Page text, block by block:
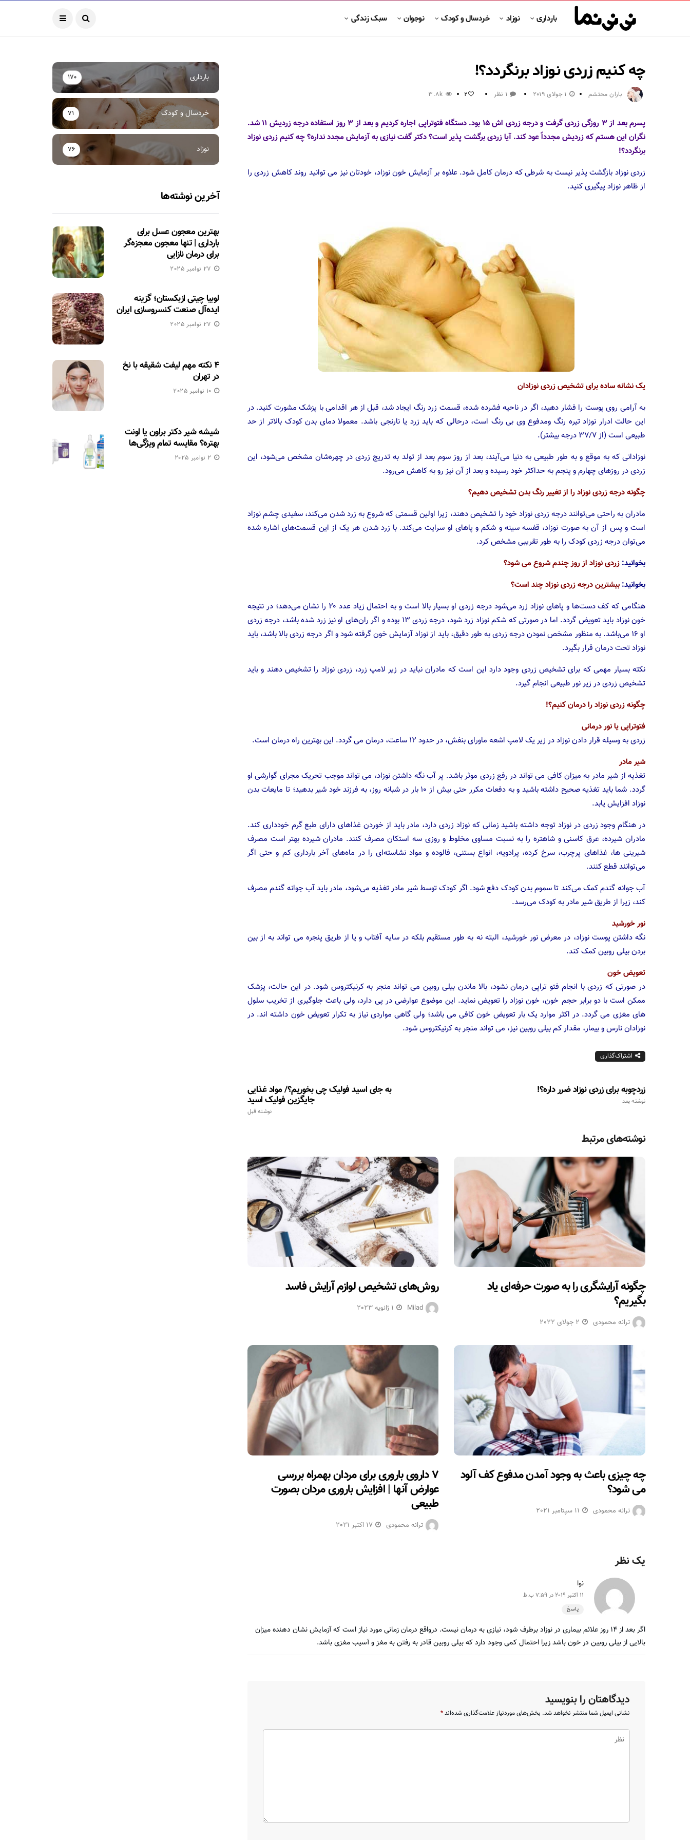
بارداری نوزاد خردسال و کودک نوجوان سبک زندگی
چه کنیم زردی نوزاد برنگردد؟!
باران محتشم 1 جولای 2019 1 نظر 2
3.8k
پسرم بعد از ۳ روزگی زردی گرفت و درجه زردی اش ۱۵ بود. دستگاه فتوتراپی اجاره کردیم و بعد از ۳ روز استفاده درجه زردیش ۱۱ شد.
نگران این هستم که زردیش مجدداً عود کند. آیا زردی برگشت پذیر است؟ دکتر گفت نیازی به آزمایش مجدد نداره؟ چه کنیم زردی نوزاد
برنگردد؟!
زردی نوزاد بازگشت پذیر نیست به شرطی که درمان کامل شود. علاوه بر آزمایش خون نوزاد، خودتان نیز می توانید روند کاهش زردی را
از ظاهر نوزاد پیگیری کنید.
یک نشانه ساده برای تشخیص زردی نوزادان
به آرامی روی پوست را فشار دهید، اگر در ناحیه فشرده شده، قسمت زرد رنگ ایجاد شد، قبل از هر اقدامی با پزشک مشورت کنید. در
این حالت ادرار نوزاد تیره رنگ ومدفوع وی بی رنگ است، درحالی که باید زرد یا نارنجی باشد. معمولا دمای بدن کودک بالاتر از حد
طبیعی است (از ۳۷/۷ درجه بیشتر).
نوزادانی که به موقع و به طور طبیعی به دنیا می‌آیند، بعد از روز سوم بعد از تولد به تدریج زردی در چهره‌شان مشخص می‌شود، این
زردی در روزهای چهارم و پنجم به حداکثر خود رسیده و بعد از آن نیز رو به کاهش می‌رود.
چگونه درجه زردی نوزاد را از تغییر رنگ بدن تشخیص دهیم؟
مادران به راحتی می‌توانند درجه زردی نوزاد خود را تشخیص دهند، زیرا اولین قسمتی که شروع به زرد شدن می‌کند، سفیدی چشم نوزاد
است و پس از آن به صورت نوزاد، قفسه سینه و شکم و پا‌های او سرایت می‌کند. با زرد شدن هر یک از این قسمت‌های اشاره شده
می‌توان درجه زردی کودک را به طور تقریبی مشخص کرد.
بخوانید: زردی نوزاد از روز چندم شروع می شود؟
بخوانید: بیشترین درجه زردی نوزاد چند است؟
هنگامی که کف دست‌ها و پا‌های نوزاد زرد می‌شود درجه زردی او بسیار بالا است و به احتمال زیاد عدد ۲۰ را نشان می‌دهد؛ در نتیجه
خون نوزاد باید تعویض گردد. اما در صورتی که شکم نوزاد زرد شود، درجه زردی ۱۳ بوده و اگر ران‌های او نیز زرد شده باشد، درجه زردی
او ۱۶ می‌باشد. به منظور مشخص نمودن درجه زردی به طور دقیق، باید از نوزاد آزمایش خون گرفته شود و اگر درجه زردی بالا باشد، باید
نوزاد تحت درمان قرار بگیرد.
نکته بسیار مهمی که برای تشخیص زردی وجود دارد این است که مادران نباید در زیر لامپ زرد، زردی نوزاد را تشخیص دهند و باید
تشخیص زردی در زیر نور طبیعی انجام گیرد.
چگونه زردی نوزاد را درمان کنیم؟!
فتوتراپی یا نور درمانی
زردی به وسیله قرار دادن نوزاد در زیر یک لامپ اشعه ماورای بنفش، در حدود ۱۲ ساعت، درمان می گردد. این بهترین راه درمان است.
شیر مادر
تغذیه از شیر مادر به میزان کافی می تواند در رفع زردی موثر باشد. پر آب نگه داشتن نوزاد، می تواند موجب تحریک مجرای گوارشی او
گردد. شما باید تغذیه صحیح داشته باشید و به دفعات مکرر حتی بیش از ۱۰ بار در شبانه روز، به فرزند خود شیر بدهید؛ تا مایعات بدن
نوزاد افزایش یابد.
در هنگام وجود زردی در نوزاد توجه داشته باشید زمانی که نوزاد زردی دارد، مادر باید از خوردن غذا‌های دارای طبع گرم خودداری کند.
مادران شیرده، عرق کاسنی و شاهتره را به نسبت مساوی مخلوط و روزی سه استکان مصرف کنند. مادران شیرده بهتر است مصرف
شیرینی ها، غذا‌های پرچرب، سرخ کرده، پرادویه، انواع بستنی، فالوده و مواد نشاسته‌ای را در ماه‌های آخر بارداری کم و حتی اگر
می‌توانند قطع کنند.
آب جوانه گندم کمک می‌کند تا سموم بدن کودک دفع شود. اگر کودک توسط شیر مادر تغذیه می‌شود، مادر باید آب جوانه گندم مصرف
کند، زیرا از طریق شیر مادر به کودک می‌رسد.
نور خورشید
نگه داشتن پوست نوزاد، در معرض نور خورشید، البته نه به طور مستقیم بلکه در سایه آفتاب و یا از طریق پنجره می تواند به از بین
بردن بیلی روبین کمک کند.
تعویض خون
در صورتی که زردی با انجام فتو تراپی درمان نشود، بالا ماندن بیلی روبین می تواند منجر به کرنیکتروس شود. در این حالت، پزشک
ممکن است با دو برابر حجم خون، خون نوزاد را تعویض نماید. این موضوع عوارضی در پی دارد، ولی باعث جلوگیری از تخریب سلول
های مغزی می گردد. در اکثر موارد یک بار تعویض خون کافی می باشد؛ ولی گاهی مواردی نیاز به تکرار تعویض خون داشته اند. در
نوزادان نارس و بیمار، مقدار کم بیلی روبین نیز، می تواند منجر به کرنیکتروس شود.
اشتراک‌گذاری
به جای اسید فولیک چی بخوریم؟/ مواد غذایی
جایگزین فولیک اسید
نوشته قبل
زردچوبه برای زردی نوزاد ضرر داره؟!
نوشته بعد
نوشته‌های مرتبط
روش‌های تشخیص لوازم آرایش فاسد
Milad 1 ژانویه 2023
چگونه آرایشگری را به صورت حرفه‌ای یاد
بگیریم؟
ترانه محمودی 2 جولای 2022
۷ داروی باروری برای مردان بهمراه بررسی
عوارض آنها | افزایش باروری مردان بصورت
طبیعی
ترانه محمودی 17 اکتبر 2021
چه چیزی باعث به وجود آمدن مدفوع کف آلود
می شود؟
ترانه محمودی 11 سپتامبر 2021
یک نظر
نوا
11 اکتبر 2019 در 7:59 ب.ظ
پاسخ
اگر بعد از ۱۴ روز علائم بیماری در نوزاد برطرف شود، نیازی به درمان نیست. درواقع درمان زمانی مورد نیاز است که آزمایش نشان دهنده میزان
بالایی از بیلی روبین در خون باشد زیرا احتمال کمی وجود دارد که بیلی روبین قادر به رفتن به مغز و آسیب مغزی باشد.
دیدگاهتان را بنویسید
نشانی ایمیل شما منتشر نخواهد شد. بخش‌های موردنیاز علامت‌گذاری شده‌اند*
بارداری 170
خردسال و کودک 71
نوزاد 76
آخرین نوشته‌ها
بهترین معجون عسل برای
بارداری | تنها معجون معجزه‌گر
برای درمان نازایی
27 نوامبر 2025
لوبیا چیتی ازبکستان؛ گزینه
ایده‌آل صنعت کنسروسازی ایران
27 نوامبر 2025
۴ نکته مهم لیفت شقیقه با نخ
در تهران
10 نوامبر 2025
شیشه شیر دکتر براون یا اونت
بهتره؟ مقایسه تمام ویژگی‌ها
2 نوامبر 2025